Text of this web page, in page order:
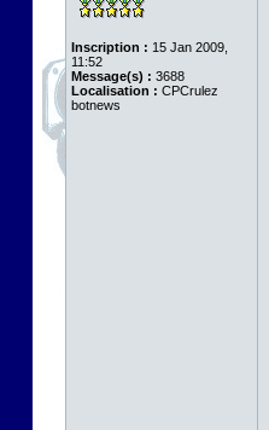
Inscription : 15 Jan 2009,
11:52
Message(s) : 3688
Localisation : CPCrulez
botnews